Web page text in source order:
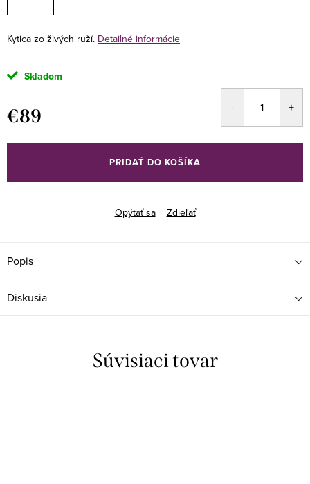
Kytica zo živých ruží. Detailné informácie
Skladom
€89
cena:
PRIDAŤ DO KOŠÍKA
Opýtať sa Zdieľať
Popis
Diskusia
Súvisiaci tovar